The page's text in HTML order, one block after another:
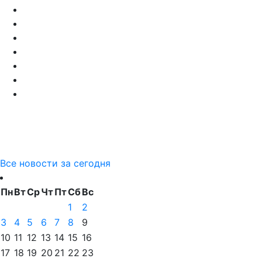
Все новости за сегодня
ПнВтСрЧтПтСбВс
1
2
3
4 5 6 7 8
9
10 11 12 13 14 15 16
17 18 19 20 21 22 23